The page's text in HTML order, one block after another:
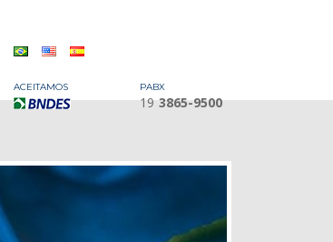
ACEITAMOS PABX
19 3865-9500